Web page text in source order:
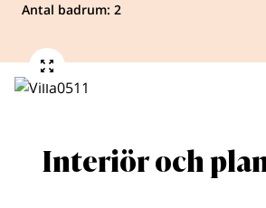
Antal badrum: 2
Interiör och